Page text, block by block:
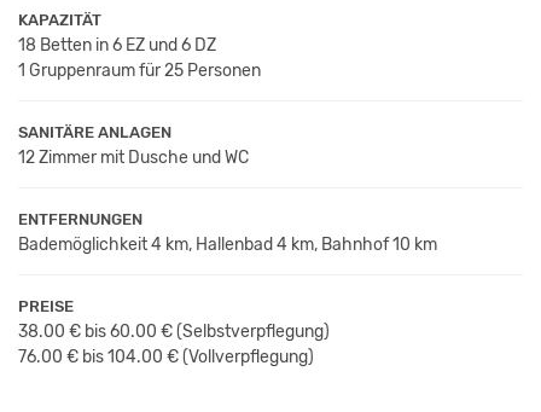
KAPAZITÄT
18 Betten in 6 EZ und 6 DZ
1 Gruppenraum für 25 Personen
SANITÄRE ANLAGEN
12 Zimmer mit Dusche und WC
ENTFERNUNGEN
Bademöglichkeit 4 km, Hallenbad 4 km, Bahnhof 10 km
PREISE
38.00 € bis 60.00 €(Selbstverpflegung)
76.00 € bis 104.00 €(Vollverpflegung)